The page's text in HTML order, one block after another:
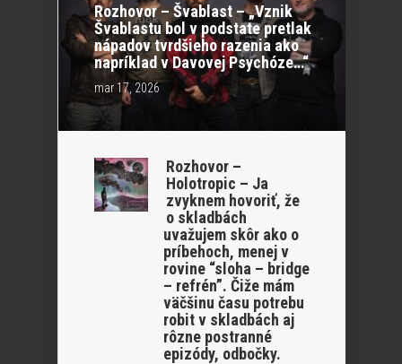
Rozhovor – Švablast – „Vznik
Švablastu bol v podstate pretlak
nápadov tvrdšieho razenia ako
napríklad v Davovej Psychóze…“
mar 17, 2026
Rozhovor –
Holotropic – Ja
zvyknem hovoriť, že
o skladbách
uvažujem skôr ako o
príbehoch, menej v
rovine “sloha – bridge
– refrén”. Čiže mám
väčšinu času potrebu
robit v skladbách aj
rôzne postranné
epizódy, odbočky.